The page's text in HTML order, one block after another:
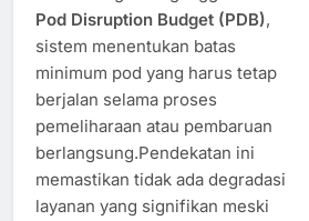
Pod Disruption Budget (PDB),
sistem menentukan batas
minimum pod yang harus tetap
berjalan selama proses
pemeliharaan atau pembaruan
berlangsung.Pendekatan ini
memastikan tidak ada degradasi
layanan yang signifikan meski